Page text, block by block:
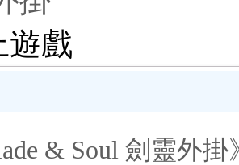
遊戲
& Soul 劍靈外掛